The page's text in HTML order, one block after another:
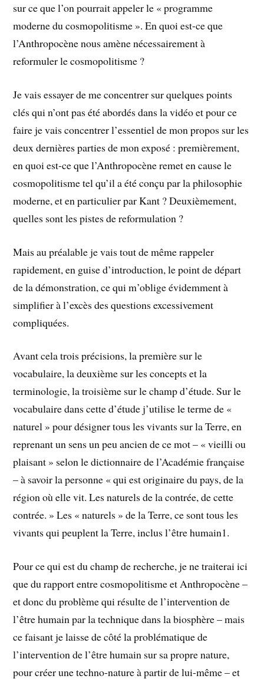
sur ce que l’on pourrait appeler le « programme
moderne du cosmopolitisme ». En quoi est-ce que
l’Anthropocène nous amène nécessairement à
reformuler le cosmopolitisme ?
Je vais essayer de me concentrer sur quelques points
clés qui n’ont pas été abordés dans la vidéo et pour ce
faire je vais concentrer l’essentiel de mon propos sur les
deux dernières parties de mon exposé : premièrement,
en quoi est-ce que l’Anthropocène remet en cause le
cosmopolitisme tel qu’il a été conçu par la philosophie
moderne, et en particulier par Kant ? Deuxièmement,
quelles sont les pistes de reformulation ?
Mais au préalable je vais tout de même rappeler
rapidement, en guise d’introduction, le point de départ
de la démonstration, ce qui m’oblige évidemment à
simplifier à l’excès des questions excessivement
compliquées.
Avant cela trois précisions, la première sur le
vocabulaire, la deuxième sur les concepts et la
terminologie, la troisième sur le champ d’étude. Sur le
vocabulaire dans cette d’étude j’utilise le terme de «
naturel » pour désigner tous les vivants sur la Terre, en
reprenant un sens un peu ancien de ce mot – « vieilli ou
plaisant » selon le dictionnaire de l’Académie française
– à savoir la personne « qui est originaire du pays, de la
région où elle vit. Les naturels de la contrée, de cette
contrée. » Les « naturels » de la Terre, ce sont tous les
vivants qui peuplent la Terre, inclus l’être humain1.
Pour ce qui est du champ de recherche, je ne traiterai ici
que du rapport entre cosmopolitisme et Anthropocène –
et donc du problème qui résulte de l’intervention de
l’être humain par la technique dans la biosphère – mais
ce faisant je laisse de côté la problématique de
l’intervention de l’être humain sur sa propre nature,
pour créer une techno-nature à partir de lui-même – et